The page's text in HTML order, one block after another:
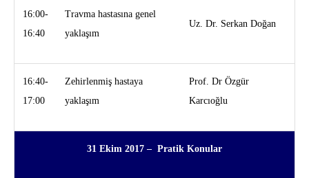
16:00-
16:40
Travma hastasına genel
yaklaşım
Uz. Dr. Serkan Doğan
16:40-
17:00
Zehirlenmiş hastaya
yaklaşım
Prof. Dr Özgür
Karcıoğlu
31 Ekim 2017 – Pratik Konular